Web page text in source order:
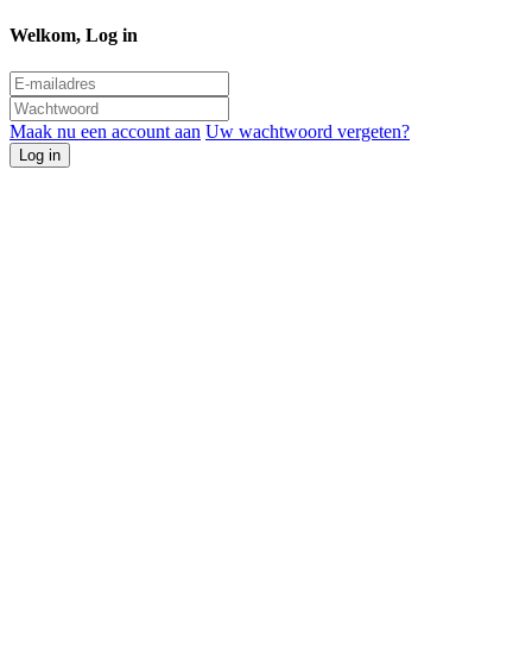
Welkom, Log in
Maak nu een account aan Uw wachtwoord vergeten?
Log in